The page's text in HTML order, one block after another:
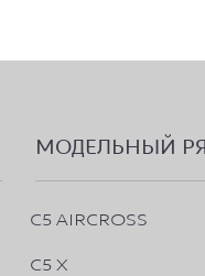
МОДЕЛЬНЫЙ
C5 AIRCROSS
C5 X